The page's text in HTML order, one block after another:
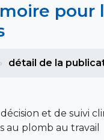
pour
détail de la
et de suivi
au plomb au travail